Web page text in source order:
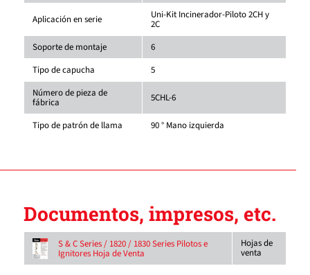
Aplicación en serie Uni-Kit Incinerador-Piloto 2CH y
2C
Soporte de montaje
6
Tipo de capucha
5
Número de pieza de
fábrica 5CHL-6
Tipo de patrón de llama 90 ° Mano izquierda
Documentos, impresos, etc.
S & C Series / 1820 / 1830 Series Pilotos e
Ignitores Hoja de Venta
Hojas de
venta